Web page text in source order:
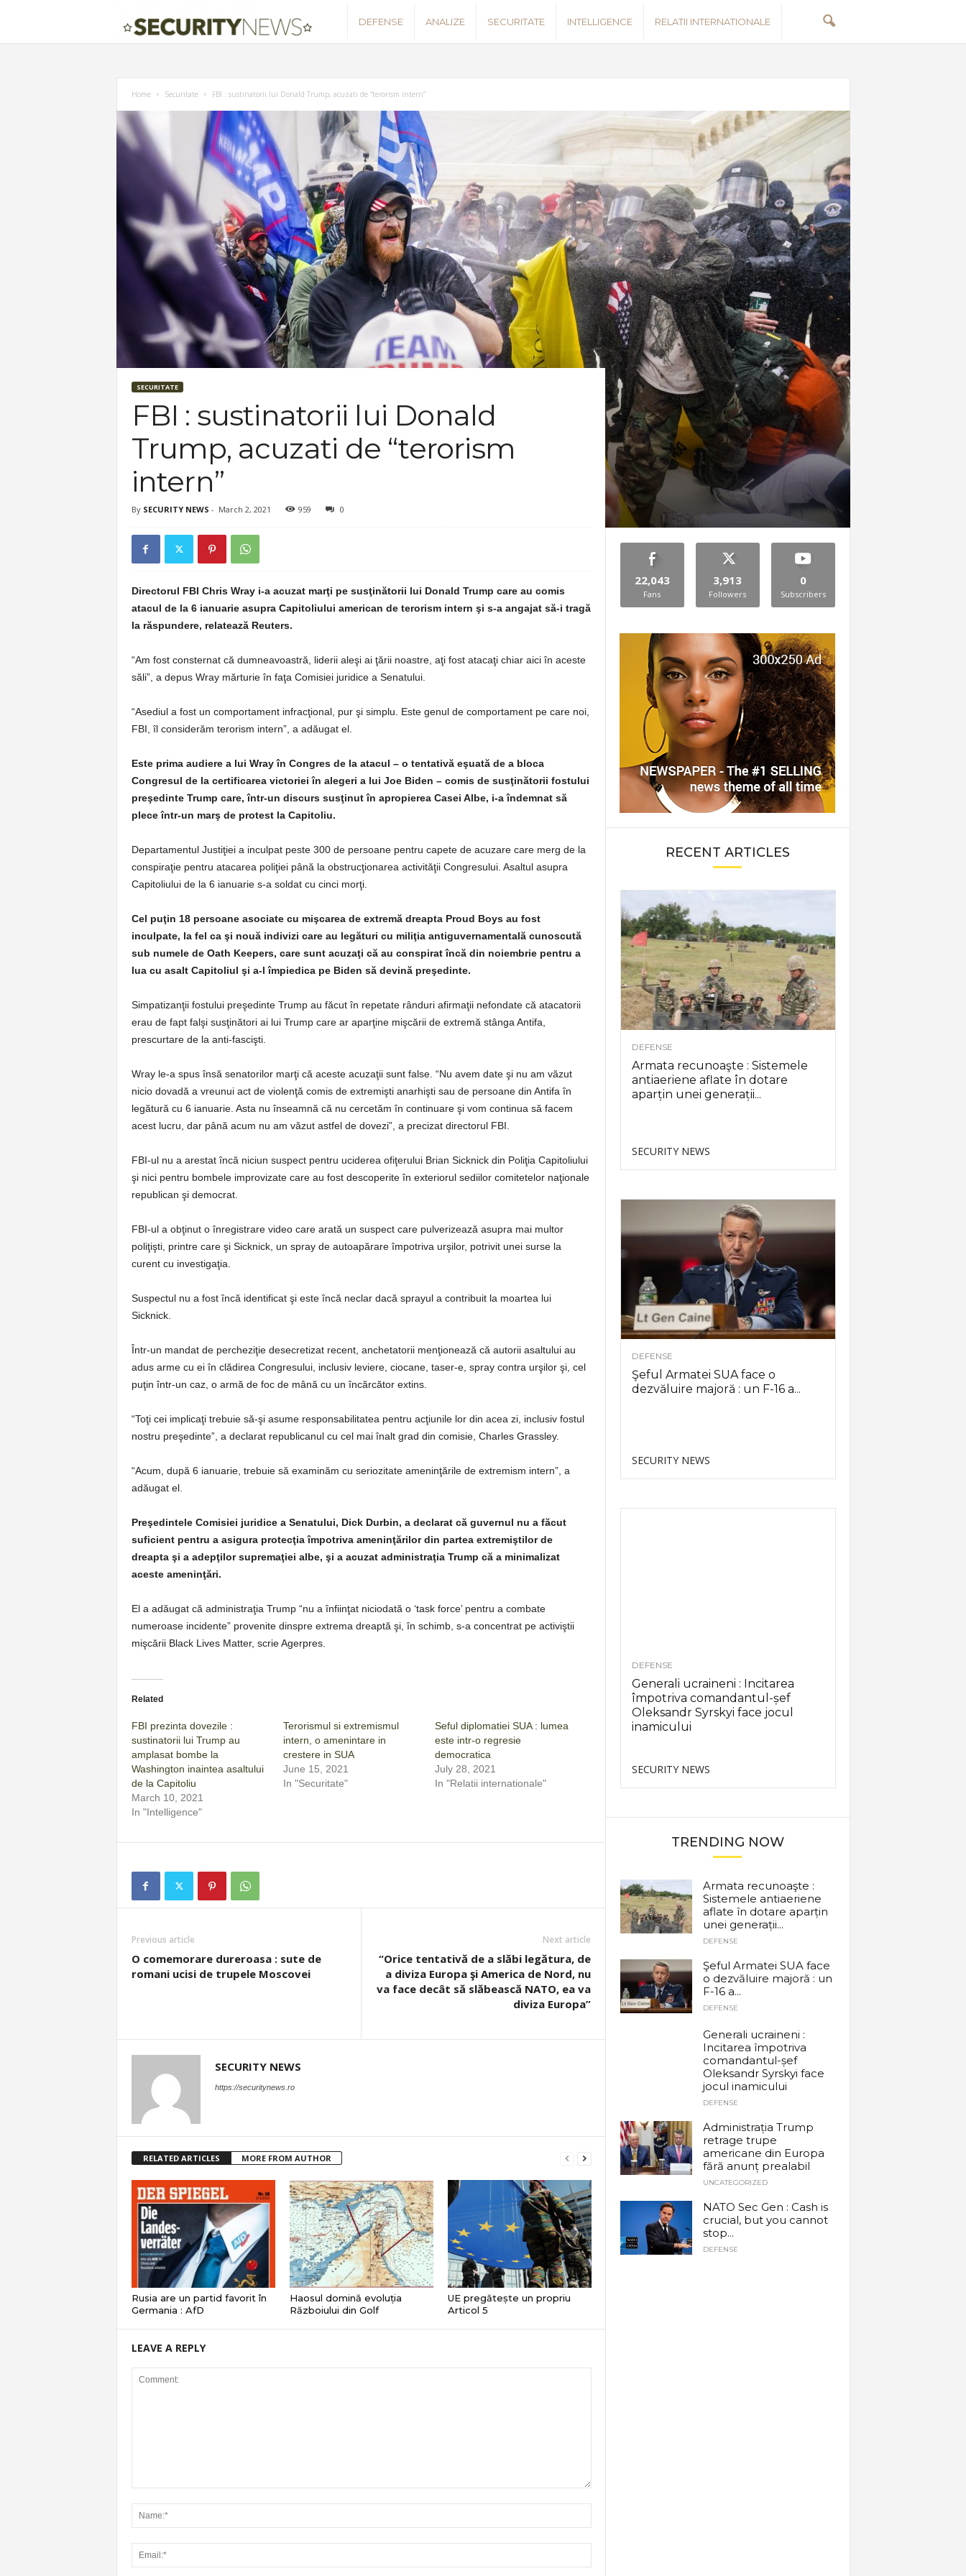
u
r
y
e
s
DEFENSE ANALIZE SECURITATE INTELLIGENCE RELATII INTERNATIONALE
Home Securitate FBI : sustinatorii lui Donald Trump, acuzati de “terorism intern”
SECURITATE
FBI : sustinatorii lui Donald
Trump, acuzati de “terorism
intern”
By SECURITY NEWS - March 2, 2021 959 0
Directorul FBI Chris Wray i-a acuzat marţi pe susţinătorii lui Donald Trump care au comis
atacul de la 6 ianuarie asupra Capitoliului american de terorism intern şi s-a angajat să-i tragă
la răspundere, relatează Reuters.
“Am fost consternat că dumneavoastră, liderii aleşi ai ţării noastre, aţi fost atacaţi chiar aici în aceste
săli”, a depus Wray mărturie în faţa Comisiei juridice a Senatului.
“Asediul a fost un comportament infracţional, pur şi simplu. Este genul de comportament pe care noi,
FBI, îl considerăm terorism intern”, a adăugat el.
Este prima audiere a lui Wray în Congres de la atacul – o tentativă eşuată de a bloca
Congresul de la certificarea victoriei în alegeri a lui Joe Biden – comis de susţinătorii fostului
preşedinte Trump care, într-un discurs susţinut în apropierea Casei Albe, i-a îndemnat să
plece într-un marş de protest la Capitoliu.
Departamentul Justiţiei a inculpat peste 300 de persoane pentru capete de acuzare care merg de la
conspiraţie pentru atacarea poliţiei până la obstrucţionarea activităţii Congresului. Asaltul asupra
Capitoliului de la 6 ianuarie s-a soldat cu cinci morţi.
Cel puţin 18 persoane asociate cu mişcarea de extremă dreapta Proud Boys au fost
inculpate, la fel ca şi nouă indivizi care au legături cu miliţia antiguvernamentală cunoscută
sub numele de Oath Keepers, care sunt acuzaţi că au conspirat încă din noiembrie pentru a
lua cu asalt Capitoliul şi a-l împiedica pe Biden să devină preşedinte.
Simpatizanţii fostului preşedinte Trump au făcut în repetate rânduri afirmaţii nefondate că atacatorii
erau de fapt falşi susţinători ai lui Trump care ar aparţine mişcării de extremă stânga Antifa,
prescurtare de la anti-fascişti.
Wray le-a spus însă senatorilor marţi că aceste acuzaţii sunt false. “Nu avem date şi nu am văzut
nicio dovadă a vreunui act de violenţă comis de extremişti anarhişti sau de persoane din Antifa în
legătură cu 6 ianuarie. Asta nu înseamnă că nu cercetăm în continuare şi vom continua să facem
acest lucru, dar până acum nu am văzut astfel de dovezi”, a precizat directorul FBI.
FBI-ul nu a arestat încă niciun suspect pentru uciderea ofiţerului Brian Sicknick din Poliţia Capitoliului
şi nici pentru bombele improvizate care au fost descoperite în exteriorul sediilor comitetelor naţionale
republican şi democrat.
FBI-ul a obţinut o înregistrare video care arată un suspect care pulverizează asupra mai multor
poliţişti, printre care şi Sicknick, un spray de autoapărare împotriva urşilor, potrivit unei surse la
curent cu investigaţia.
Suspectul nu a fost încă identificat şi este încă neclar dacă sprayul a contribuit la moartea lui
Sicknick.
Într-un mandat de percheziţie desecretizat recent, anchetatorii menţionează că autorii asaltului au
adus arme cu ei în clădirea Congresului, inclusiv leviere, ciocane, taser-e, spray contra urşilor şi, cel
puţin într-un caz, o armă de foc de mână cu un încărcător extins.
“Toţi cei implicaţi trebuie să-şi asume responsabilitatea pentru acţiunile lor din acea zi, inclusiv fostul
nostru preşedinte”, a declarat republicanul cu cel mai înalt grad din comisie, Charles Grassley.
“Acum, după 6 ianuarie, trebuie să examinăm cu seriozitate ameninţările de extremism intern”, a
adăugat el.
Preşedintele Comisiei juridice a Senatului, Dick Durbin, a declarat că guvernul nu a făcut
suficient pentru a asigura protecţia împotriva ameninţărilor din partea extremiştilor de
dreapta şi a adepţilor supremaţiei albe, şi a acuzat administraţia Trump că a minimalizat
aceste ameninţări.
El a adăugat că administraţia Trump “nu a înfiinţat niciodată o ‘task force’ pentru a combate
numeroase incidente” provenite dinspre extrema dreaptă şi, în schimb, s-a concentrat pe activiştii
mişcării Black Lives Matter, scrie Agerpres.
Related
FBI prezinta dovezile :
sustinatorii lui Trump au
amplasat bombe la
Washington inaintea asaltului
de la Capitoliu
March 10, 2021
In "Intelligence"
Terorismul si extremismul
intern, o amenintare in
crestere in SUA
June 15, 2021
In "Securitate"
Seful diplomatiei SUA : lumea
este intr-o regresie
democratica
July 28, 2021
In "Relatii internationale"
Previous article
O comemorare dureroasa : sute de
romani ucisi de trupele Moscovei
Next article
“Orice tentativă de a slăbi legătura, de
a diviza Europa şi America de Nord, nu
va face decât să slăbească NATO, ea va
diviza Europa”
SECURITY NEWS
https://securitynews.ro
RELATED ARTICLES MORE FROM AUTHOR
Rusia are un partid favorit în
Germania : AfD
Haosul domină evoluția
Războiului din Golf
UE pregătește un propriu
Articol 5
LEAVE A REPLY
22,043
Fans
3,913
Followers
0
Subscribers
RECENT ARTICLES
DEFENSE
Armata recunoaşte : Sistemele
antiaeriene aflate în dotare
aparțin unei generații...
SECURITY NEWS
DEFENSE
Şeful Armatei SUA face o
dezvăluire majoră : un F-16 a...
SECURITY NEWS
DEFENSE
Generali ucraineni : Incitarea
împotriva comandantul-șef
Oleksandr Syrskyi face jocul
inamicului
SECURITY NEWS
TRENDING NOW
Armata recunoaşte :
Sistemele antiaeriene
aflate în dotare aparțin
unei generații...
DEFENSE
Şeful Armatei SUA face
o dezvăluire majoră : un
F-16 a...
DEFENSE
Generali ucraineni :
Incitarea împotriva
comandantul-șef
Oleksandr Syrskyi face
jocul inamicului
DEFENSE
Administrația Trump
retrage trupe
americane din Europa
fără anunț prealabil
UNCATEGORIZED
NATO Sec Gen : Cash is
crucial, but you cannot
stop...
DEFENSE